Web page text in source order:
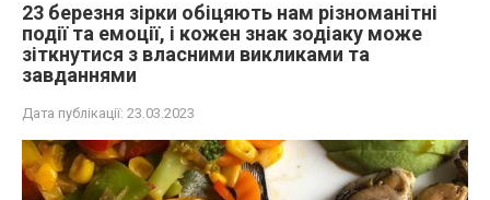
23 березня зірки обіцяють нам різноманітні
події та емоції, і кожен знак зодіаку може
зіткнутися з власними викликами та
завданнями
Дата публікації: 23.03.2023